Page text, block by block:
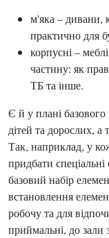
м'яка – дивани,
практично для
корпусні –
частину: як
ТБ та інше.
Є й у плані
дітей та дорослих,
Так, наприклад, у
придбати спеціальні
базовий набір
встановлення
робочу та для
приймальні, до зали